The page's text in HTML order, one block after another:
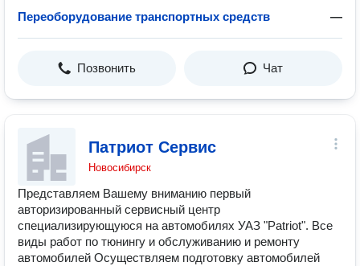
Переоборудование транспортных средств —
Позвонить Чат
Патриот Сервис
Новосибирск
Представляем Вашему вниманию первый
авторизированный сервисный центр
специализирующуюся на автомобилях УАЗ "Patriot". Все
виды работ по тюнингу и обслуживанию и ремонту
автомобилей Осуществляем подготовку автомобилей